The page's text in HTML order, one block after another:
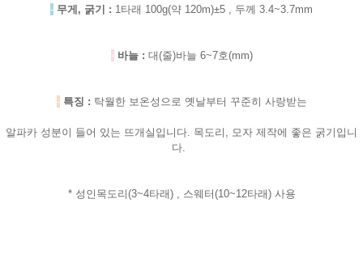
- 무게, 굵기 : 1타래 100g(약 120m)±5 , 두께 3.4~3.7mm
- 바늘 : 대(줄)바늘 6~7호(mm)
- 특징 : 탁월한 보온성으로 옛날부터 꾸준히 사랑받는
알파카 성분이 들어 있는 뜨개실입니다. 목도리, 모자 제작에 좋은 굵기입니
다.
* 성인목도리(3~4타래) , 스웨터(10~12타래) 사용